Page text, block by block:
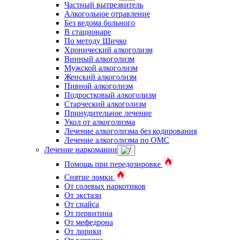
Частный вытрезвитель
Алкогольное отравление
Без ведома больного
В стационаре
По методу Шичко
Хронический алкоголизм
Винный алкоголизм
Мужской алкоголизм
Женский алкоголизм
Пивной алкоголизм
Подростковый алкоголизм
Старческий алкоголизм
Принудительное лечение
Укол от алкоголизма
Лечение алкоголизма без кодирования
Лечение алкоголизма по ОМС
Лечение наркомании
Помощь при передозировке
Снятие ломки
От солевых наркотиков
От экстази
От спайса
От первитина
От мефедрона
От лирики